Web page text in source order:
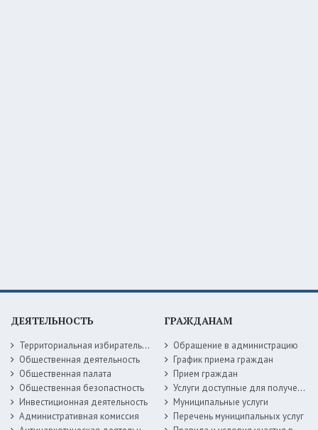
ДЕЯТЕЛЬНОСТЬ
Территориальная избирательная комиссия
Общественная деятельность
Общественная палата
Общественная безопастность
Инвестиционная деятельность
Административная комиссия
ГРАЖДАНАМ
Обращение в администрацию
График приема граждан
Прием граждан
Услуги доступные для получения в электронной форме
Муниципальные услуги
Перечень муниципальных услуг